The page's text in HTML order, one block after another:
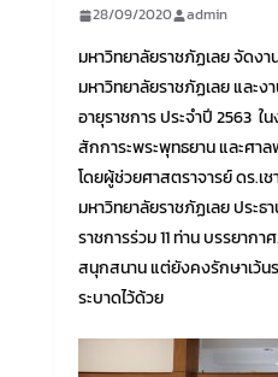
28/09/2020 admin
มหาวิทยาลัยราชภัฏเลย จัดง
มหาวิทยาลัยราชภัฏเลย และ
อายุราชการ ประจำปี 2563
สักการะพระพุทธยาน และศา
โดยผู้ช่วยศาสตราจารย์ ดร.เ
มหาวิทยาลัยราชภัฏเลย ประ
ราชการร่วม 11 ท่าน บรรยากา
สนุกสนาน แต่ยังคงรักษาเว้น
ระบาดไว้ด้วย